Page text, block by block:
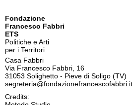
Fondazione
Francesco Fabbri
ETS
Politiche e Arti
per i Territori
Casa Fabbri
Via Francesco Fabbri, 16
31053 Solighetto - Pieve di Soligo (TV)
segreteria@fondazionefrancescofabbri.it
Credits: